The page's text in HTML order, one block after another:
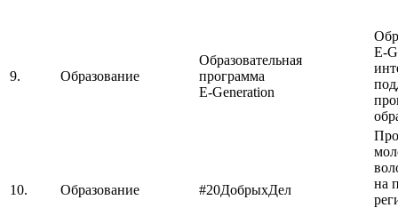
9. Образование
Образовательная
программа
E-Generation
E-
10. Образование #20ДобрыхДел
на